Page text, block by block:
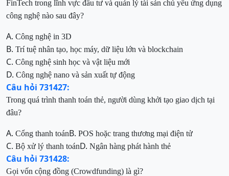
FinTech trong lĩnh vực đầu tư và quản lý tài sản chủ yếu ứng dụng
công nghệ nào sau đây?
A. Công nghệ in 3D
B. Trí tuệ nhân tạo, học máy, dữ liệu lớn và blockchain
C. Công nghệ sinh học và vật liệu mới
D. Công nghệ nano và sản xuất tự động
Câu hỏi 731427:
Trong quá trình thanh toán thẻ, người dùng khởi tạo giao dịch tại
đâu?
A. Cổng thanh toánB. POS hoặc trang thương mại điện tử
C. Bộ xử lý thanh toánD. Ngân hàng phát hành thẻ
Câu hỏi 731428:
Gọi vốn cộng đồng (Crowdfunding) là gì?